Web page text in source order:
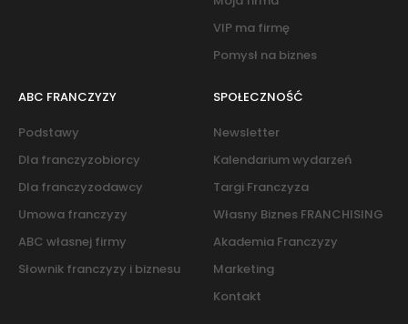
VIP ma firmę
Pomysł na biznes
ABC FRANCZYZY
Podstawy
Dla franczyzobiorcy
Dla franczyzodawcy
Umowa franczyzy
ABC własnej firmy
Słownik franczyzy i biznesu
SPOŁECZNOŚĆ
Newsletter
Kalendarium wydarzeń
Targi Franczyza
Własny Biznes FRANCHISING
Akademia Franczyzy
Marketing
Kontakt